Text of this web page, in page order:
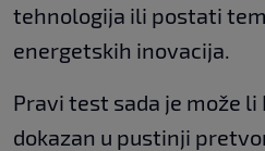
tehnologija ili postati
energetskih inovacija.
Pravi test sada je može li
dokazan u pustinji